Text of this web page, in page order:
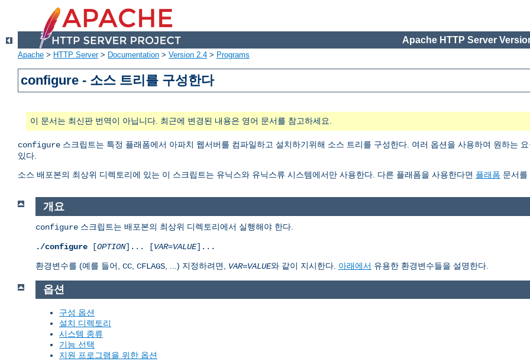
Apache HTTP Server
Apache > HTTP Server> Documentation > Version 2.4 > Programs
configure - 소스 트리를 구성한다
이 문서는 최신판 번역이 아닙니다. 최근에 변경된 내용은 영어 문서를 참고하세요.
configure 스크립트는 특정 플래폼에서 아파치 웹서버를 컴파일하고 설치하기위해 소스 트리를 구성한다. 여러 옵션을 사용하여 원하는
있다.
소스 배포본의 최상위 디렉토리에 있는 이 스크립트는 유닉스와 유닉스류 시스템에서만 사용한다. 다른 플래폼을 사용한다면 플래폼 문서를
개요
configure 스크립트는 배포본의 최상위 디렉토리에서 실행해야 한다.
./configure [OPTION]... [VAR=VALUE]...
환경변수를 (예를 들어, CC CFLAGS , ...) 지정하려면, VAR=VALUE와 같이 지시한다. 아래에서 유용한 환경변수들을 설명한다.
옵션
구성 옵션
설치 디렉토리
시스템 종류
기능 선택
지원 프로그램을 위한 옵션